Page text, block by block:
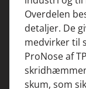
Overdelen
detaljer. De
medvirker til
ProNose af
skum, som